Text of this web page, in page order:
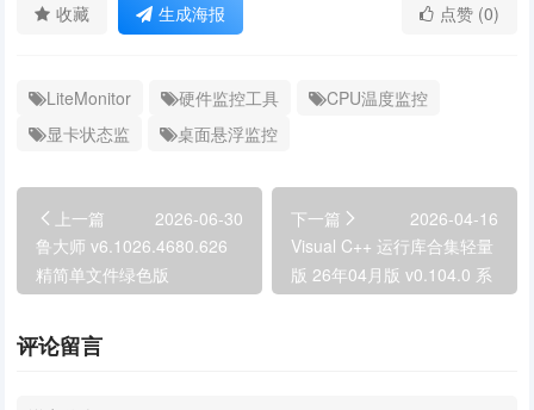
收藏 生成海报 点赞 (0)
LiteMonitor 硬件监控工具
CPU温度监控
显卡状态监
桌面悬浮监控
上一篇
2026-06-30
鲁大师 v6.1026.4680.626
精简单文件绿色版
下一篇
2026-04-16
Visual C++ 运行库合集轻量
版 26年04月版 v0.104.0 系
评论留言